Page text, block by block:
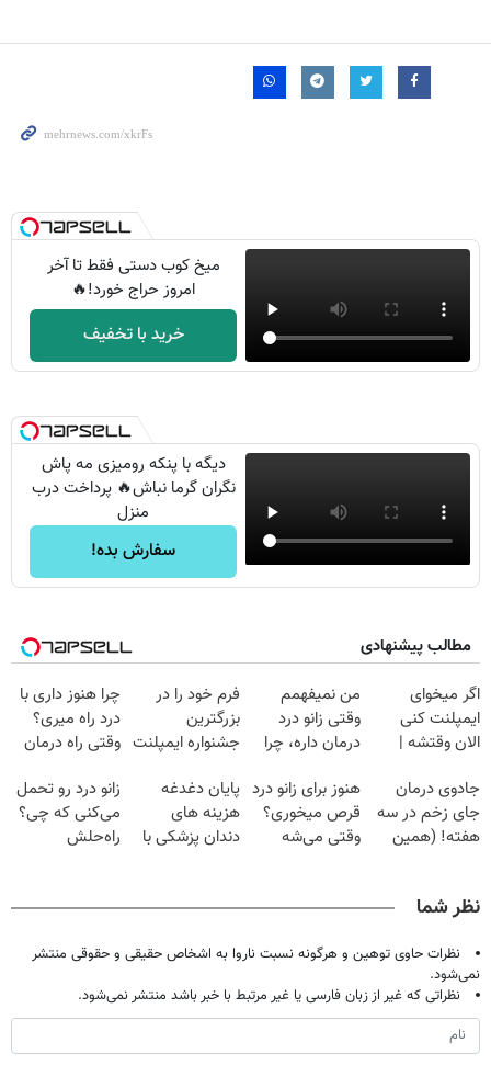
میخ کوب دستی فقط تا آخر
امروز حراج خورد!🔥
خرید با تخفیف
دیگه با پنکه رومیزی مه پاش
نگران گرما نباش🔥 پرداخت درب
منزل
سفارش بده!
مطالب پیشنهادی
اگر میخوای
ایمپلنت کنی
الان وقتشه |
میلیون تومان!!!
من نمیفهمم
وقتی زانو درد
درمان داره، چرا
تحمل میکنی؟❗
فرم خود را در
بزرگترین
جشنواره ایمپلنت
فقط ۲۵ میلیون
چرا هنوز داری با
درد راه میری؟
وقتی راه درمان
جادوی درمان
جای زخم در سه
هفته! (همین
هنوز برای زانو درد
قرص میخوری؟
وقتی می‌شه
پایان دغدغه
هزینه های
دندان پزشکی با
زانو درد رو تحمل
می‌کنی که چی؟
راه‌حلش
نظر شما
نظرات حاوی توهین و هرگونه نسبت ناروا به اشخاص حقیقی و حقوقی منتشر
نمی‌شود.
نظراتی که غیر از زبان فارسی یا غیر مرتبط با خبر باشد منتشر نمی‌شود.